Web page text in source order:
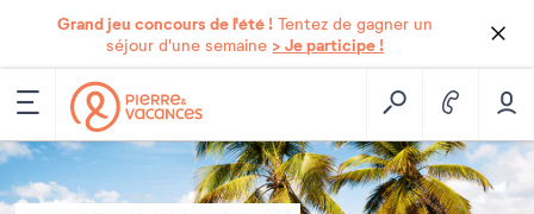
Grand jeu concours de l'été ! Tentez de gagner un
séjour d'une semaine > Je participe !